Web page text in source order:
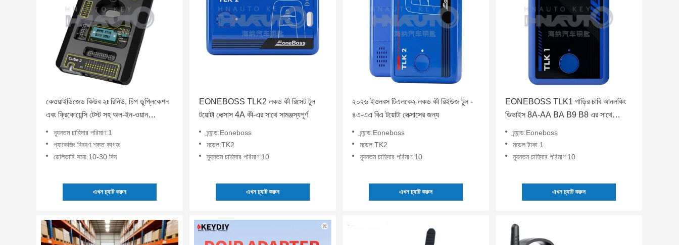
কেওয়াইডিজেড কিউব ২ঃ রিনিউ, চিপ ডুপ্লিকেশন
এবং ফ্রিকোয়েন্সি টেস্ট সহ অল-ইন-ওয়ান
অটোমোটিভ কী প্রোগ্রামার
ন্যূনতম চাহিদার পরিমাণ:1
প্যাকেজিং বিবরণ:শক্ত কাগজ
ডেলিভারি সময়:10-30 দিন
এখন চ্যাট করুন
EONEBOSS TLK2 লকড কী রিসেট টুল
টয়োটা লেক্সাস 4A কী-এর সাথে সামঞ্জস্যপূর্ণ
ব্র্যান্ড:Eoneboss
মডেল:TK2
ন্যূনতম চাহিদার পরিমাণ:10
এখন চ্যাট করুন
২০২৬ ইওনবস টিএলকে২ লকড কী রিইউজ টুল -
৪এ-এএ বিএ টয়োটা লেক্সাসের জন্য
ব্র্যান্ড:Eoneboss
মডেল:TK2
ন্যূনতম চাহিদার পরিমাণ:10
এখন চ্যাট করুন
EONEBOSS TLK1 গাড়ির চাবি আনলকিং
ডিভাইস 8A-AA BA B9 B8 এর সাথে
ব্র্যান্ড:Eoneboss
মডেল:টাকা 1
ন্যূনতম চাহিদার পরিমাণ:10
এখন চ্যাট করুন